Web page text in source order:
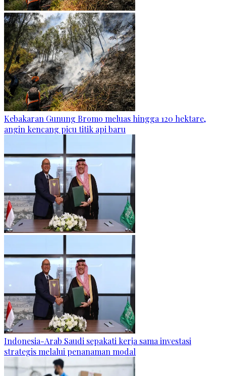
Kebakaran Gunung Bromo meluas hingga 120 hektare,
angin kencang picu titik api baru
Indonesia-Arab Saudi sepakati kerja sama investasi
strategis melalui penanaman modal